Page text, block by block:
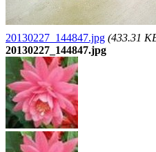
20130227_144847.jpg (433.31
20130227_144847.jpg